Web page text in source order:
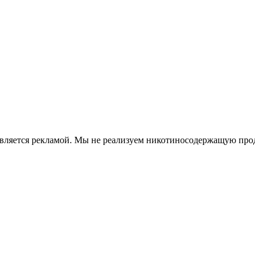
рекламой. Мы не реализуем никотиносодержащую